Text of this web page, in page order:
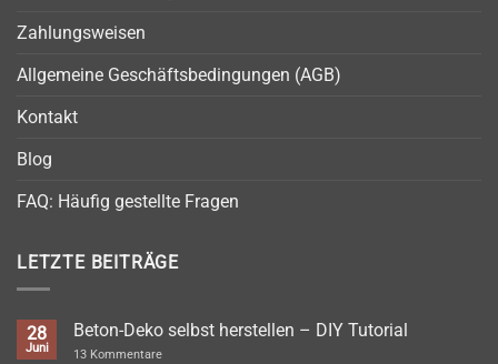
Zahlungsweisen
Allgemeine Geschäftsbedingungen (AGB)
Kontakt
Blog
FAQ: Häufig gestellte Fragen
LETZTE BEITRÄGE
28
Juni
Beton-Deko selbst herstellen – DIY Tutorial
13 Kommentarezu